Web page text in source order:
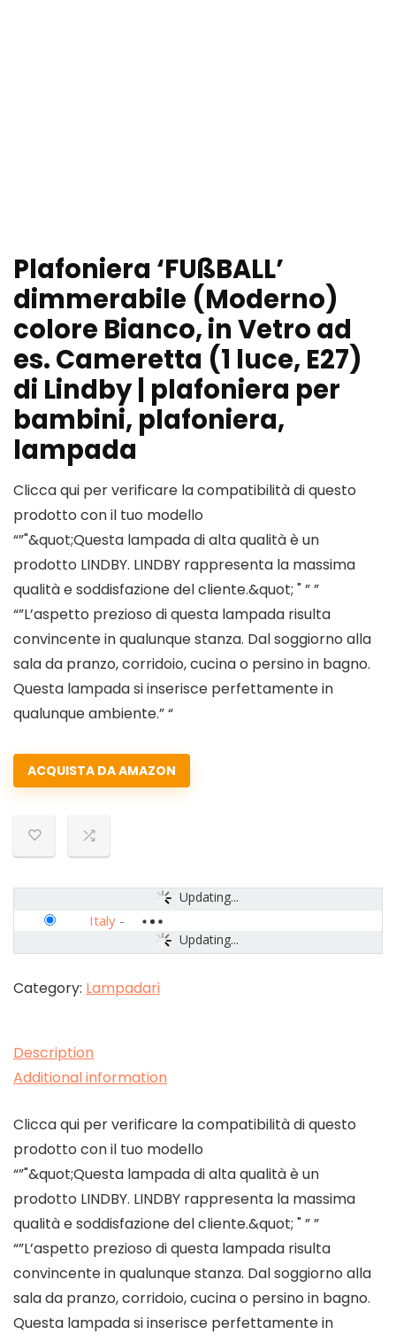
Plafoniera ‘FUßBALL’
dimmerabile (Moderno)
colore Bianco, in Vetro ad
es. Cameretta (1 luce, E27)
di Lindby | plafoniera per
bambini, plafoniera,
lampada
Clicca qui per verificare la compatibilità di questo
prodotto con il tuo modello
“”"&quot;Questa lampada di alta qualità è un
prodotto LINDBY. LINDBY rappresenta la massima
qualità e soddisfazione del cliente.&quot; " ” ”
“”L’aspetto prezioso di questa lampada risulta
convincente in qualunque stanza. Dal soggiorno alla
sala da pranzo, corridoio, cucina o persino in bagno.
Questa lampada si inserisce perfettamente in
qualunque ambiente.” “
ACQUISTA DA AMAZON
Updating...
Updating...
Italy -
Category: Lampadari
Description
Additional information
Clicca qui per verificare la compatibilità di questo
prodotto con il tuo modello
“”"&quot;Questa lampada di alta qualità è un
prodotto LINDBY. LINDBY rappresenta la massima
qualità e soddisfazione del cliente.&quot; " ” ”
“”L’aspetto prezioso di questa lampada risulta
convincente in qualunque stanza. Dal soggiorno alla
sala da pranzo, corridoio, cucina o persino in bagno.
Questa lampada si inserisce perfettamente in